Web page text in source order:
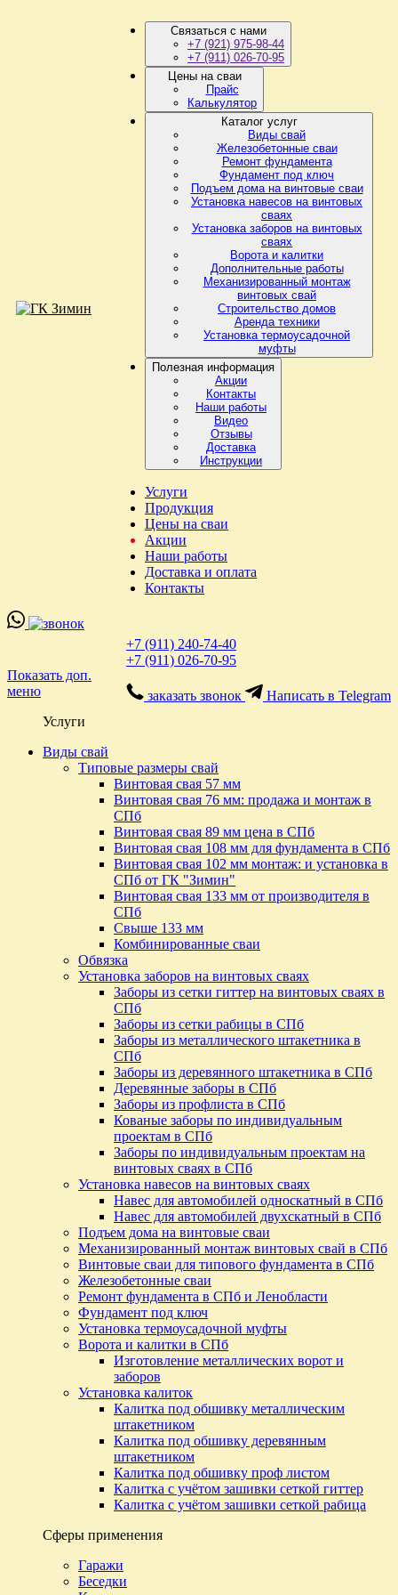
Связаться с нами
+7 (921) 975-98-44
+7 (911) 026-70-95
Цены на сваи
Прайс
Калькулятор
Каталог услуг
Виды свай
Железобетонные сваи
Ремонт фундамента
Фундамент под ключ
Подъем дома на винтовые сваи
Установка навесов на винтовых
сваях
Установка заборов на винтовых
сваях
Ворота и калитки
Дополнительные работы
Механизированный монтаж
винтовых свай
Строительство домов
Аренда техники
Установка термоусадочной
муфты
Полезная информация
Акции
Контакты
Наши работы
Видео
Отзывы
Доставка
Инструкции
Услуги
Продукция
Цены на сваи
Акции
Наши работы
Доставка и оплата
Контакты
+7 (911) 240-74-40
+7 (911) 026-70-95
заказать звонок Написать в Telegram
Показать доп.
меню
Услуги
Виды свай
Типовые размеры свай
Винтовая свая 57 мм
Винтовая свая 76 мм: продажа и монтаж в
СПб
Винтовая свая 89 мм цена в СПб
Винтовая свая 108 мм для фундамента в СПб
Винтовая свая 102 мм монтаж: и установка в
СПб от ГК "Зимин"
Винтовая свая 133 мм от производителя в
СПб
Свыше 133 мм
Комбинированные сваи
Обвязка
Установка заборов на винтовых сваях
Заборы из сетки гиттер на винтовых сваях в
СПб
Заборы из сетки рабицы в СПб
Заборы из металлического штакетника в
СПб
Заборы из деревянного штакетника в СПб
Деревянные заборы в СПб
Заборы из профлиста в СПб
Кованые заборы по индивидуальным
проектам в СПб
Заборы по индивидуальным проектам на
винтовых сваях в СПб
Установка навесов на винтовых сваях
Навес для автомобилей односкатный в СПб
Навес для автомобилей двухскатный в СПб
Подъем дома на винтовые сваи
Механизированный монтаж винтовых свай в СПб
Винтовые сваи для типового фундамента в СПб
Железобетонные сваи
Ремонт фундамента в СПб и Ленобласти
Фундамент под ключ
Установка термоусадочной муфты
Ворота и калитки в СПб
Изготовление металлических ворот и
заборов
Установка калиток
Калитка под обшивку металлическим
штакетником
Калитка под обшивку деревянным
штакетником
Калитка под обшивку проф листом
Калитка с учётом зашивки сеткой гиттер
Калитка с учётом зашивки сеткой рабица
Сферы применения
Гаражи
Беседки